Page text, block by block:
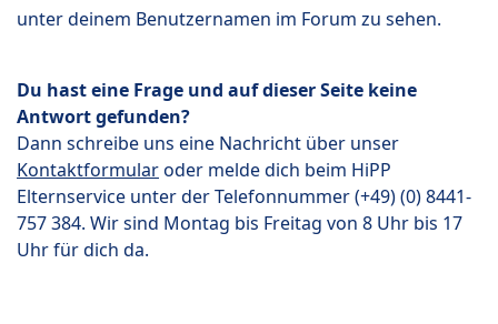
unter deinem Benutzernamen im Forum zu sehen.
Du hast eine Frage und auf dieser Seite keine
Antwort gefunden?
Dann schreibe uns eine Nachricht über unser
Kontaktformularoder melde dich beim HiPP
Elternservice unter der Telefonnummer (+49) (0) 8441-
757 384. Wir sind Montag bis Freitag von 8 Uhr bis 17
Uhr für dich da.